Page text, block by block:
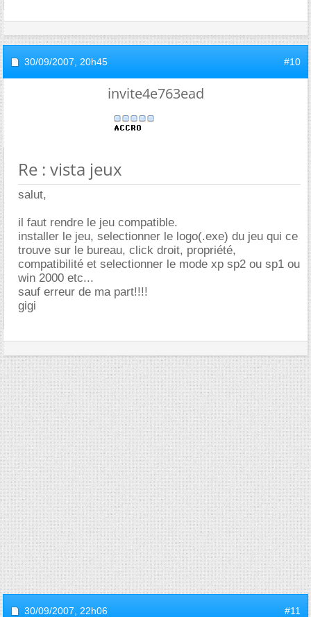
30/09/2007, 20h45 #10
invite4e763ead
Re : vista jeux
salut,
il faut rendre le jeu compatible.
installer le jeu, selectionner le logo(.exe) du jeu qui ce
trouve sur le bureau, click droit, propriété,
compatibilité et selectionner le mode xp sp2 ou sp1 ou
win 2000 etc...
sauf erreur de ma part!!!!
gigi
30/09/2007, 22h06 #11